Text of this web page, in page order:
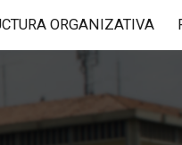
ORGANIZATIVA